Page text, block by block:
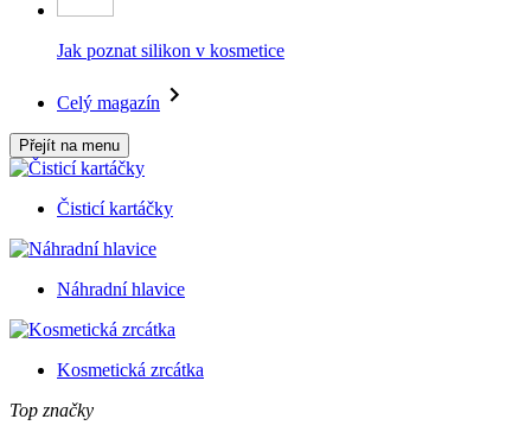
Jak poznat silikon v kosmetice
Celý magazín
Přejít na menu
Čisticí kartáčky
Náhradní hlavice
Kosmetická zrcátka
Top značky